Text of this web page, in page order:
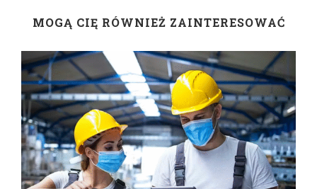
MOGĄ CIĘ RÓWNIEŻ ZAINTERESOWAĆ